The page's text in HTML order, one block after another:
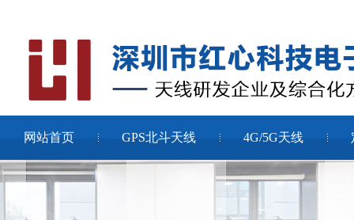
网站首页 GPS北斗天线 4G/5G天线